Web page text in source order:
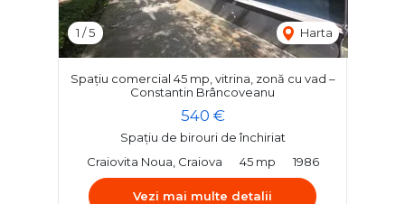
1 /5 Harta
Spațiu comercial 45 mp, vitrina, zonă cu vad –
Constantin Brâncoveanu
540 €
Spațiu de birouri de închiriat
Craiovita Noua, Craiova
45 mp 1986
Vezi mai multe detalii